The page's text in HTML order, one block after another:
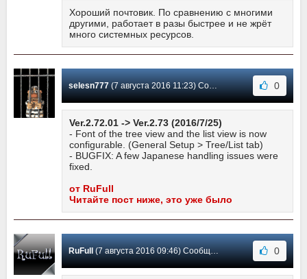
Хороший почтовик. По сравнению с многими
другими, работает в разы быстрее и не жрёт
много системных ресурсов.
selesn777(7 августа 2016 11:23) Сообщение #95 0
Ver.2.72.01 -> Ver.2.73 (2016/7/25)
- Font of the tree view and the list view is now
configurable. (General Setup > Tree/List tab)
- BUGFIX: A few Japanese handling issues were
fixed.
от RuFull
Читайте пост ниже, это уже было
RuFull (7 августа 2016 09:46) Сообщение #94 0